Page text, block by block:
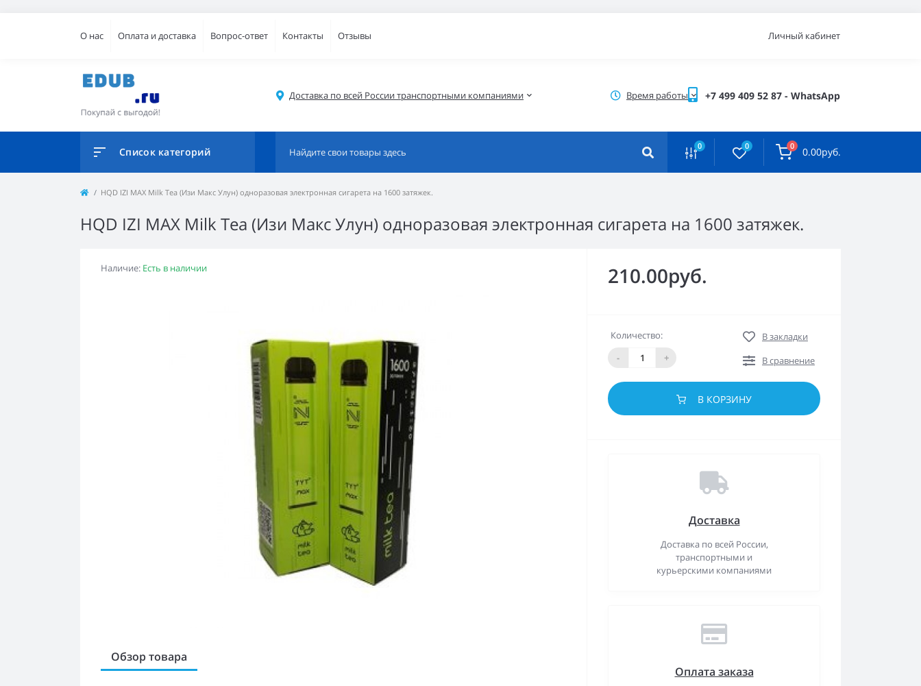
О нас Оплата и доставка Вопрос-ответ Контакты Отзывы Личный кабинет
Доставка по всей России транспортными компаниями Время работы +7 499 409 52 87 - WhatsApp
Список категорий 0 0 0 0.00руб.
HQD IZI MAX Milk Tea (Изи Макс Улун) одноразовая электронная сигарета на 1600 затяжек.
HQD IZI MAX Milk Tea (Изи Макс Улун) одноразовая электронная сигарета на 1600 затяжек.
Наличие: Есть в наличии
Обзор товара
210.00руб.
Количество:
-
+
В закладки
В сравнение
В КОРЗИНУ
Доставка
Доставка по всей России,
транспортными и
курьерскими компаниями
Оплата заказа